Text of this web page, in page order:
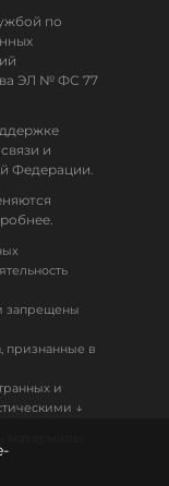
по
ЭЛ № ФС 77
и
Федерации.
запрещены
признанные в
и
↓